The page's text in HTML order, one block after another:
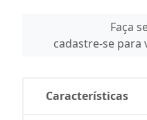
Faça
cadastre-se
Características